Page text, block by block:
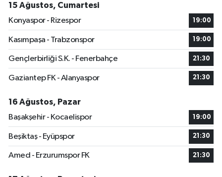
15 Ağustos, Cumartesi
Konyaspor - Rizespor
19:00
Kasımpaşa - Trabzonspor 19:00
Gençlerbirliği S.K. - Fenerbahçe 21:30
Gaziantep FK - Alanyaspor 21:30
16 Ağustos, Pazar
Başakşehir - Kocaelispor
19:00
Beşiktaş - Eyüpspor 21:30
Amed - Erzurumspor FK 21:30